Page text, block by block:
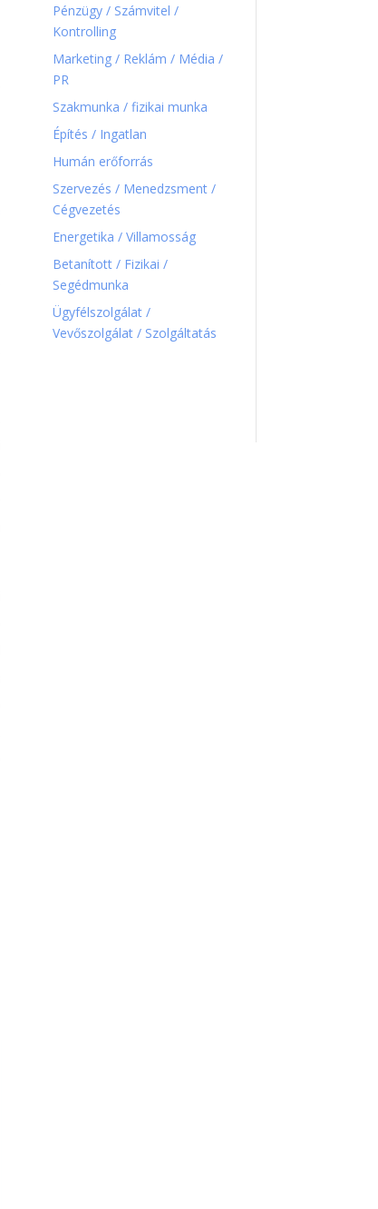
Pénzügy / Számvitel /
Kontrolling
Marketing / Reklám / Média /
PR
Szakmunka / fizikai munka
Építés / Ingatlan
Humán erőforrás
Szervezés / Menedzsment /
Cégvezetés
Energetika / Villamosság
Betanított / Fizikai /
Segédmunka
Ügyfélszolgálat /
Vevőszolgálat / Szolgáltatás